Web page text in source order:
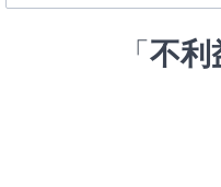
「不利